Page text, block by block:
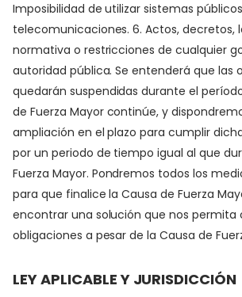
Imposibilidad de utilizar sistemas
telecomunicaciones. 6. Actos, decretos,
normativa o restricciones de cualquier
autoridad pública. Se entenderá que las
quedarán suspendidas durante el
de Fuerza Mayor continúe, y
ampliación en el plazo para cumplir
por un periodo de tiempo igual al que
Fuerza Mayor. Pondremos todos los
para que finalice la Causa de Fuerza
encontrar una solución que nos permita
obligaciones a pesar de la Causa de
LEY APLICABLE Y JURISDICCIÓN